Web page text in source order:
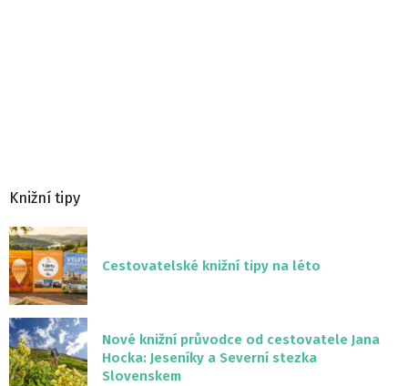
Knižní tipy
Cestovatelské knižní tipy na léto
Nové knižní průvodce od cestovatele Jana
Hocka: Jeseníky a Severní stezka
Slovenskem